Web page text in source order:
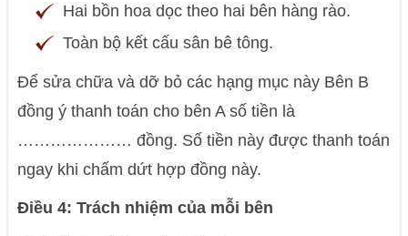
Hai bồn hoa dọc theo hai bên hàng rào.
Toàn bộ kết cấu sân bê tông.
Để sửa chữa và dỡ bỏ các hạng mục này Bên B
đồng ý thanh toán cho bên A số tiền là
………………… đồng. Số tiền này được thanh toán
ngay khi chấm dứt hợp đồng này.
Điều 4: Trách nhiệm của mỗi bên